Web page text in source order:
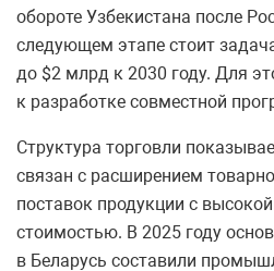
обороте Узбекистана после
следующем этапе стоит
до $2 млрд к 2030 году. Для
к разработке совместной
Структура торговли
связан с расширением
поставок продукции с
стоимостью. В 2025 году
в Беларусь составили